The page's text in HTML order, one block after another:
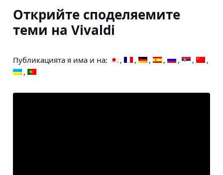
Открийте споделяемите
теми на Vivaldi
Публикацията я има и на: